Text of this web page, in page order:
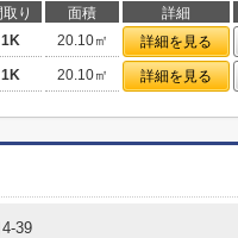
取り 面積 詳細
1K 20.10㎡ 詳細を見る
1K 20.10㎡ 詳細を見る
39